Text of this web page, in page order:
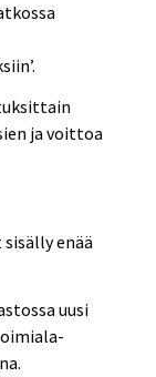
ja voittoa
enää
uusi